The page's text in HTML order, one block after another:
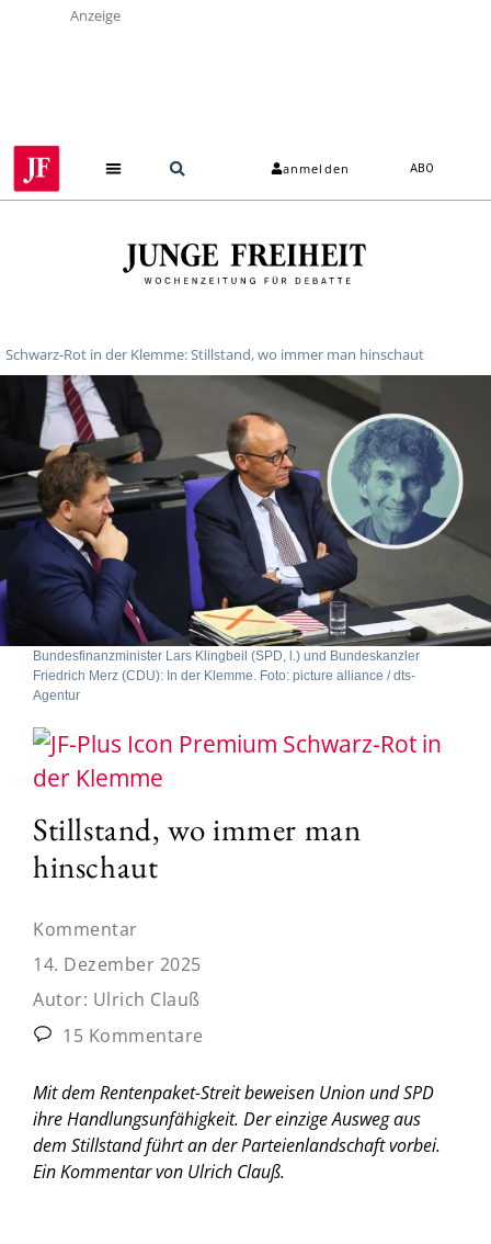
Anzeige
anmelden ABO
Schwarz-Rot in der Klemme: Stillstand, wo immer man hinschaut
Bundesfinanzminister Lars Klingbeil (SPD, l.) und Bundeskanzler
Friedrich Merz (CDU): In der Klemme. Foto: picture alliance / dts-
Agentur
Schwarz-Rot in
der Klemme
Stillstand, wo immer man
hinschaut
Kommentar
14. Dezember 2025
Autor: Ulrich Clauß
15 Kommentare
Mit dem Rentenpaket-Streit beweisen Union und SPD
ihre Handlungsunfähigkeit. Der einzige Ausweg aus
dem Stillstand führt an der Parteienlandschaft vorbei.
Ein Kommentar von Ulrich Clauß.